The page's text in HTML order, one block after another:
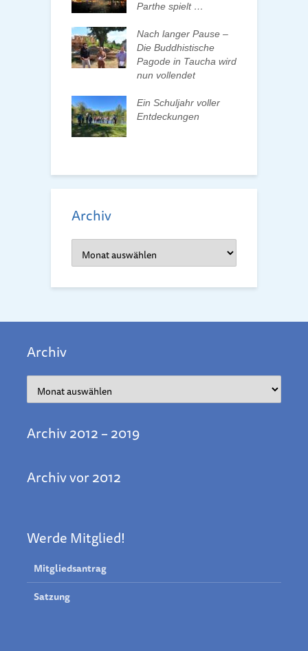
Parthe spielt …
Nach langer Pause –
Die Buddhistische
Pagode in Taucha wird
nun vollendet
Ein Schuljahr voller
Entdeckungen
Archiv
Archiv
Archiv 2012 – 2019
Archiv vor 2012
Werde Mitglied!
Mitgliedsantrag
Satzung